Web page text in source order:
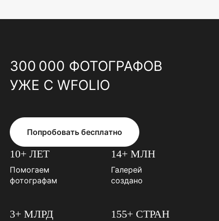
300 000 ФОТОГРАФОВ
УЖЕ С WFOLIO
Попробовать бесплатно
10+ ЛЕТ
Помогаем
фотографам
14+ МЛН
Галерей
создано
3+ МЛРД 155+ СТРАН